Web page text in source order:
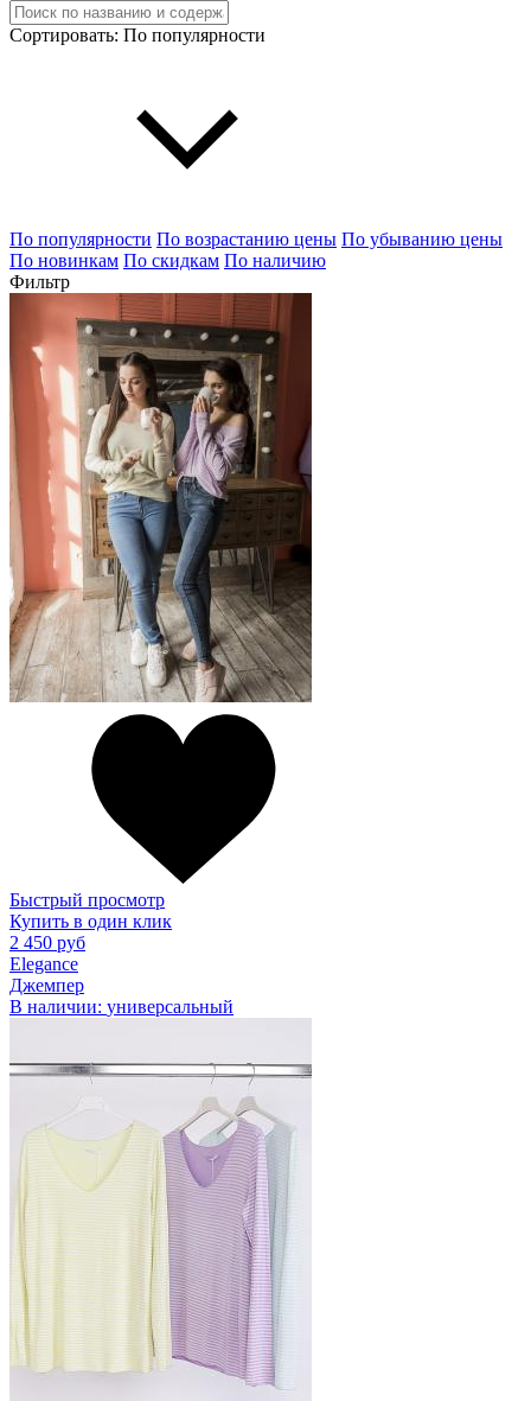
Сортировать: По популярности
По популярности По возрастанию цены По убыванию цены
По новинкам По скидкам По наличию
Фильтр
Быстрый просмотр
Купить в один клик
2 450 руб
Elegance
Джемпер
В наличии: универсальный